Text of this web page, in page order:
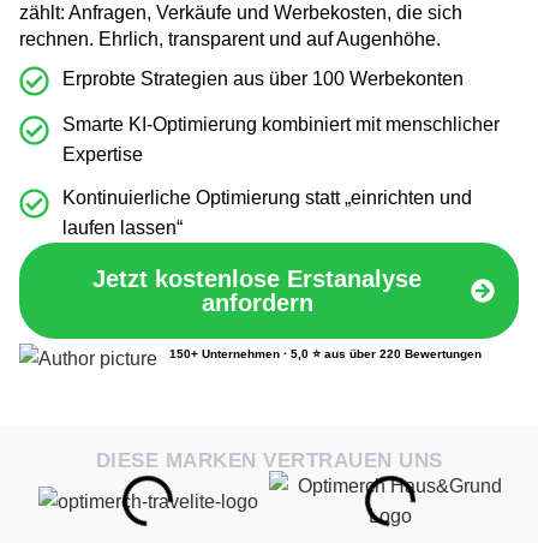
zählt: Anfragen, Verkäufe und Werbekosten, die sich
rechnen. Ehrlich, transparent und auf Augenhöhe.
Erprobte Strategien aus über 100 Werbekonten
Smarte KI-Optimierung kombiniert mit menschlicher
Expertise
Kontinuierliche Optimierung statt „einrichten und
laufen lassen“
Jetzt kostenlose Erstanalyse
anfordern
150+ Unternehmen · 5,0 ⭐ aus über 220 Bewertungen
DIESE MARKEN VERTRAUEN UNS